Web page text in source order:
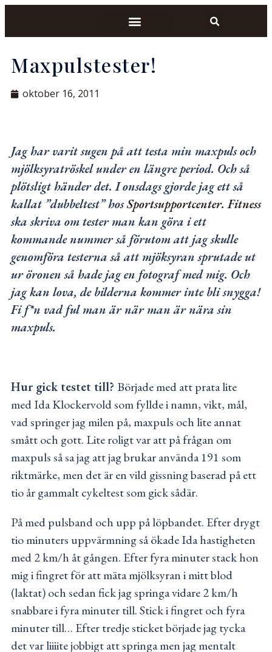
Maxpulstester!
oktober 16, 2011
Jag har varit sugen på att testa min maxpuls och
mjölksyratröskel under en längre period. Och så
plötsligt händer det. I onsdags gjorde jag ett så
kallat ”dubbeltest” hosSportsupportcenter. Fitness
ska skriva om tester man kan göra i ett
kommande nummer så förutom att jag skulle
genomföra testerna så att mjöksyran sprutade ut
ur öronen så hade jag en fotograf med mig. Och
jag kan lova, de bilderna kommer inte bli snygga!
Fi f*n vad ful man är när man är nära sin
maxpuls.
Hur gick testet till? Började med att prata lite
med Ida Klockervold som fyllde i namn, vikt, mål,
vad springer jag milen på, maxpuls och lite annat
smått och gott. Lite roligt var att på frågan om
maxpuls så sa jag att jag brukar använda 191 som
riktmärke, men det är en vild gissning baserad på ett
tio år gammalt cykeltest som gick sådär.
På med pulsband och upp på löpbandet. Efter drygt
tio minuters uppvärmning så ökade Ida hastigheten
med 2 km/h åt gången. Efter fyra minuter stack hon
mig i fingret för att mäta mjölksyran i mitt blod
(laktat) och sedan fick jag springa vidare 2 km/h
snabbare i fyra minuter till. Stick i fingret och fyra
minuter till… Efter tredje sticket började jag tycka
det var liiiite jobbigt att springa men jag mentalt